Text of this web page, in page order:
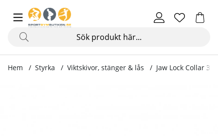
Hem Styrka Viktskivor, stänger & lås Jaw Lock Collar 30